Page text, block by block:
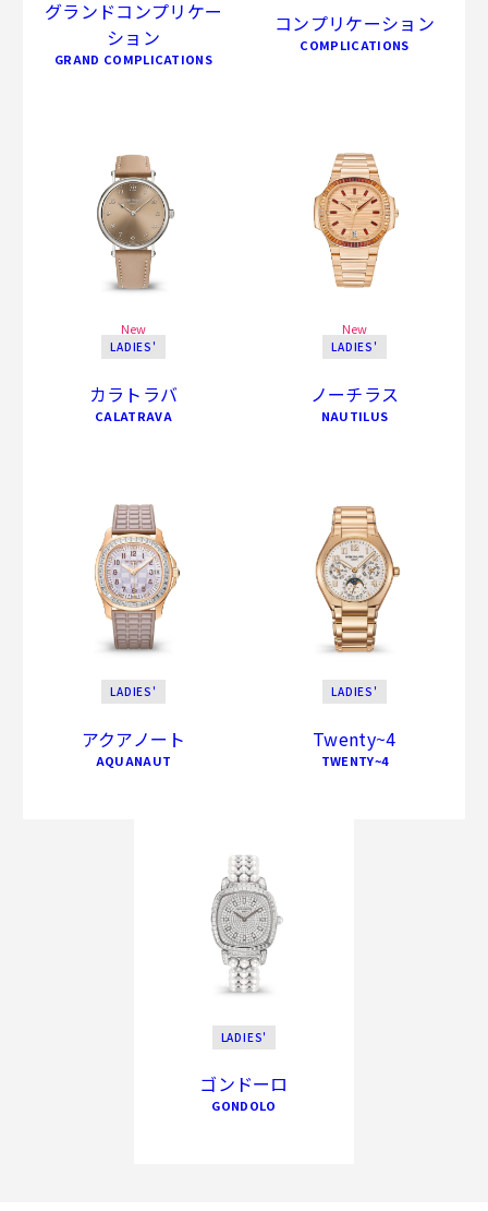
グランドコンプリケー
ション
GRAND COMPLICATIONS
コンプリケーション
COMPLICATIONS
New
LADIES'
カラトラバ
CALATRAVA
New
LADIES'
ノーチラス
NAUTILUS
LADIES'
アクアノート
AQUANAUT
LADIES'
Twenty~4
TWENTY~4
LADIES'
ゴンドーロ
GONDOLO